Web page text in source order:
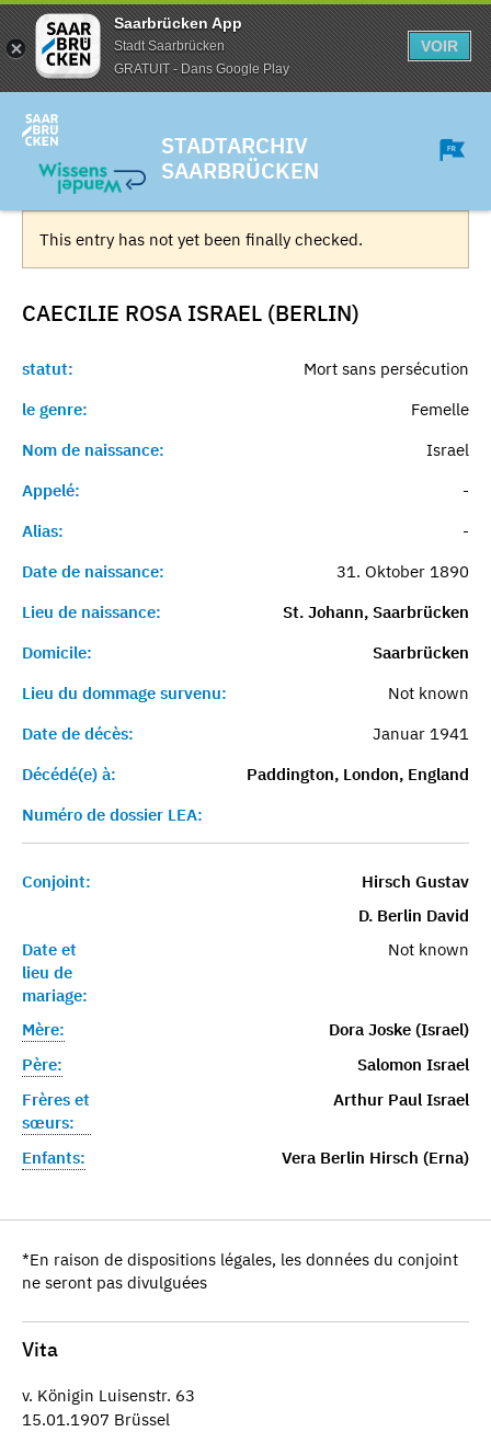
Saarbrücken App
Stadt Saarbrücken
GRATUIT - Dans Google Play
VOIR
STADTARCHIV
SAARBRÜCKEN
This entry has not yet been finally checked.
CAECILIE ROSA ISRAEL (BERLIN)
statut:
Mort sans persécution
le genre:
Femelle
Nom de naissance:
Israel
Appelé:
-
Alias:
-
Date de naissance:
31. Oktober 1890
Lieu de naissance:
St. Johann, Saarbrücken
Domicile:
Saarbrücken
Lieu du dommage survenu:
Not known
Date de décès:
Januar 1941
Décédé(e) à:
Paddington, London, England
Numéro de dossier LEA:
Conjoint:
Hirsch Gustav
D. Berlin David
Date et
lieu de
mariage:
Not known
Mère:
Dora Joske (Israel)
Père:
Salomon Israel
Frères et
sœurs:
Arthur Paul Israel
Enfants: Vera Berlin Hirsch (Erna)
*En raison de dispositions légales, les données du conjoint
ne seront pas divulguées
Vita
v. Königin Luisenstr. 63
15.01.1907 Brüssel